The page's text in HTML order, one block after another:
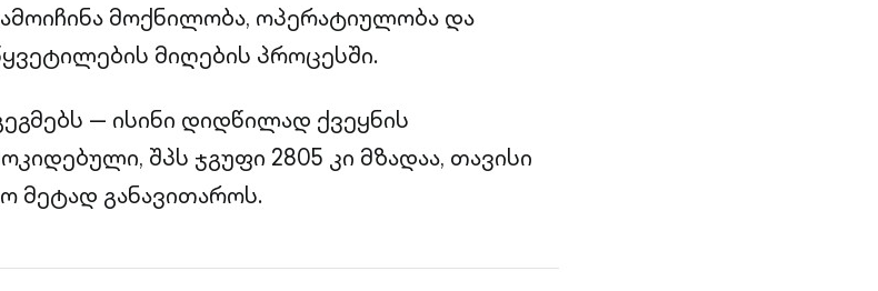
მოქნილობა, ოპერატიულობა და
მიღების პროცესში.
— ისინი დიდწილად ქვეყნის
შპს ჯგუფი 2805 კი მზადაა, თავისი
მეტად განავითაროს.